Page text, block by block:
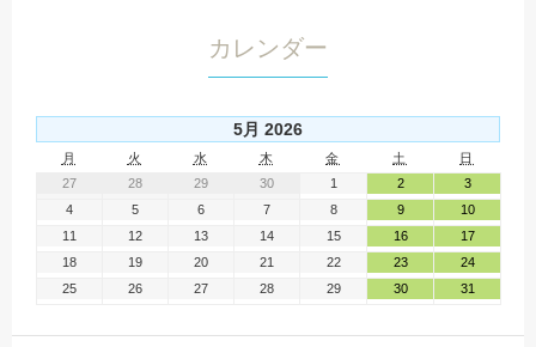
カレンダー
5月 2026
月 火 水 木 金 土
日
27
28 29 30 1 2
3
4
5 6 7 8 9
10
11
12 13 14 15 16
17
18
19 20 21 22 23
24
25
26 27 28 29 30 31